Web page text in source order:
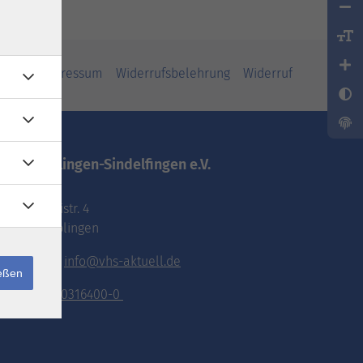
Impressum Widerrufsbelehrung Widerruf
vhs.Böblingen-Sindelfingen e.V.
Pestalozzistr. 4
71032 Böblingen
E-Mail: info@vhs-aktuell.de
Tel.: 070316400-0